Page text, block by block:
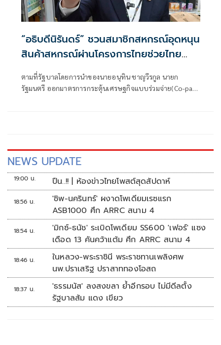
“อธิบดีนิรันดร์” ชวนสมาชิกสหกรณ์อุดหนุน
สินค้าสหกรณ์ผ่านโครงการไทยช่วยไทย
พลัส ขณะที่ร้านค้าสหกรณ์ทั่วไทยพรึบ
เตรียมพร้อมสินค้าอุปโภคบริโภคไว้บริการ
ตามที่รัฐบาลโดยการนำของนายอนุทิน ชาญวีรกูล นายก
รัฐมนตรี ออกมาตรการกระตุ้นเศรษฐกิจแบบร่วมจ่าย(Co-pay)
NEWS UPDATE
19:00 น. ปืน..!! | ห้องข่าวไทยโพสต์สุดสัปดาห์
18:56 น.
'ชิพ-นครินทร์' ผงาดโพเดียมเรซแรก
ASB1000 ศึก ARRC สนาม 4
18:54 น.
'มิกซ์-ธนัช' ระเบิดโพเดียม SS600 'เฟอร์' แซง
เดือด 13 คันคว้าแต้ม ศึก ARRC สนาม 4
18:46 น.
ในหลวง-พระราชินี พระราชทานเพลิงศพ
นพ.ปราเสริฐ ปราสาททองโอสถ
18:37 น.
'ธรรมนัส' ลงสงขลา ย้ำอีกรอบ ไม่มีดีลตั้ง
รัฐบาลส้ม แดง เขียว